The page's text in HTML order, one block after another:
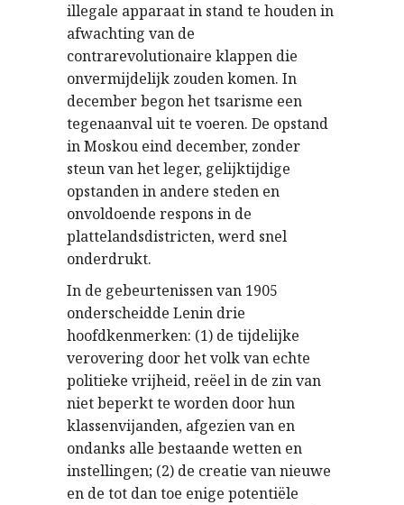
illegale apparaat in stand te houden in
afwachting van de
contrarevolutionaire klappen die
onvermijdelijk zouden komen. In
december begon het tsarisme een
tegenaanval uit te voeren. De opstand
in Moskou eind december, zonder
steun van het leger, gelijktijdige
opstanden in andere steden en
onvoldoende respons in de
plattelandsdistricten, werd snel
onderdrukt.
In de gebeurtenissen van 1905
onderscheidde Lenin drie
hoofdkenmerken: (1) de tijdelijke
verovering door het volk van echte
politieke vrijheid, reëel in de zin van
niet beperkt te worden door hun
klassenvijanden, afgezien van en
ondanks alle bestaande wetten en
instellingen; (2) de creatie van nieuwe
en de tot dan toe enige potentiële